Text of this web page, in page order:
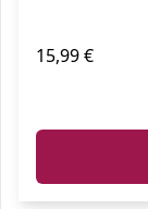
15,99 €